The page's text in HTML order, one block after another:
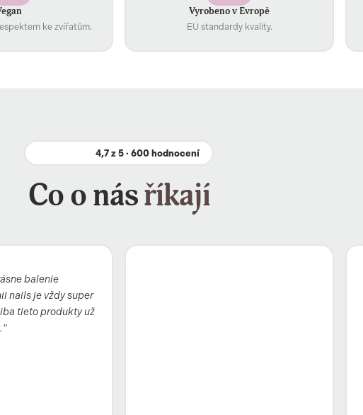
ke zvířatům.
Vyrobeno v Evropě
EU standardy kvality.
4,7 z 5 · 600 hodnocení
Co o násříkají
balenie
nails je vždy super
tieto produkty už